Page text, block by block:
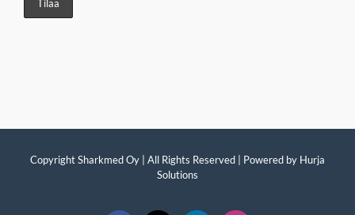
Copyright Sharkmed Oy | All Rights Reserved | Powered by Hurja
Solutions